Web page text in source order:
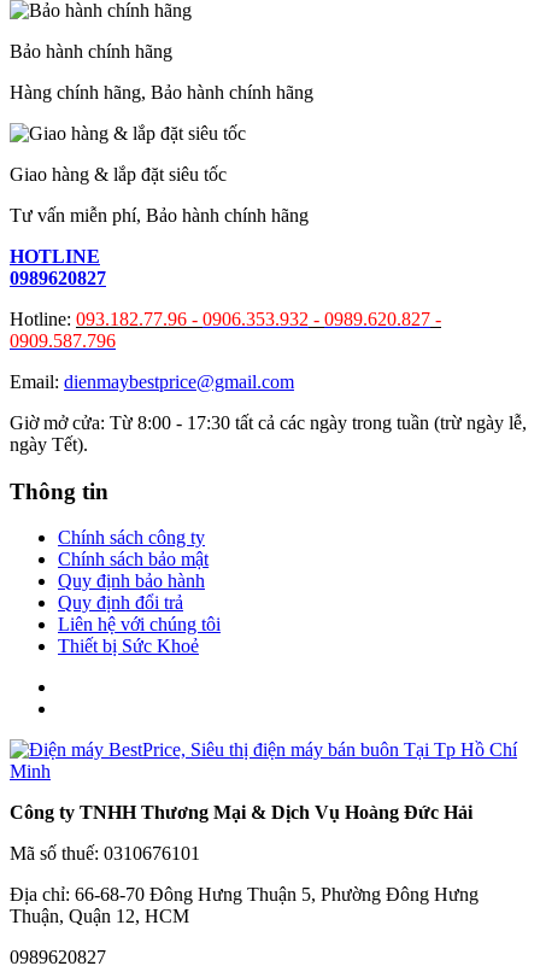
Bảo hành chính hãng
Hàng chính hãng, Bảo hành chính hãng
Giao hàng & lắp đặt siêu tốc
Tư vấn miễn phí, Bảo hành chính hãng
HOTLINE
0989620827
Hotline: 093.182.77.96 - 0906.353.932 - 0989.620.827 -
0909.587.796
Email: dienmaybestprice@gmail.com
Giờ mở cửa: Từ 8:00 - 17:30 tất cả các ngày trong tuần (trừ ngày lễ,
ngày Tết).
Thông tin
Chính sách công ty
Chính sách bảo mật
Quy định bảo hành
Quy định đổi trả
Liên hệ với chúng tôi
Thiết bị Sức Khoẻ
Công ty TNHH Thương Mại & Dịch Vụ Hoàng Đức Hải
Mã số thuế: 0310676101
Địa chỉ: 66-68-70 Đông Hưng Thuận 5, Phường Đông Hưng
Thuận, Quận 12, HCM
0989620827